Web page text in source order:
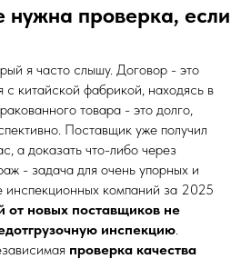
проверка, если
я часто слышу. Договор - это
с китайской фабрикой, находясь в
товара - это долго,
Поставщик уже получил
а доказать что-либо через
- задача для очень упорных и
инспекционных компаний за 2025
от новых поставщиков не
инспекцию
проверка качества